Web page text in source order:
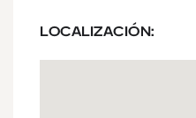
LOCALIZACIÓN: